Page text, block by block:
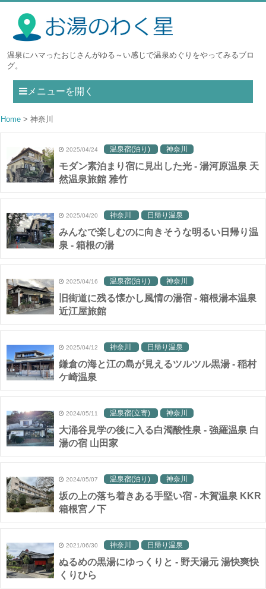
温泉にハマったおじさんがゆる～い感じで温泉めぐりをやってみるブロ
グ。
メニューを開く
Home 神奈川
2025/04/24 温泉宿(泊り) 神奈川
モダン素泊まり宿に見出した光 - 湯河原温泉 天
然温泉旅館 雅竹
2025/04/20 神奈川 日帰り温泉
みんなで楽しむのに向きそうな明るい日帰り温
泉 - 箱根の湯
2025/04/16 温泉宿(泊り) 神奈川
旧街道に残る懐かし風情の湯宿 - 箱根湯本温泉
近江屋旅館
2025/04/12 神奈川 日帰り温泉
鎌倉の海と江の島が見えるツルツル黒湯 - 稲村
ケ崎温泉
2024/05/11 温泉宿(立寄) 神奈川
大涌谷見学の後に入る白濁酸性泉 - 強羅温泉 白
湯の宿 山田家
2024/05/07 温泉宿(泊り) 神奈川
坂の上の落ち着きある手堅い宿 - 木賀温泉 KKR
箱根宮ノ下
2021/06/30 神奈川 日帰り温泉
ぬるめの黒湯にゆっくりと - 野天湯元 湯快爽快
くりひら